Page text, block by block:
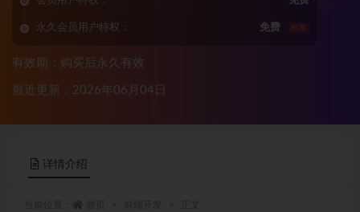
永久会员用户特权： 免费 推荐
有效期：购买后永久有效
最近更新：2026年06月04日
详情介绍